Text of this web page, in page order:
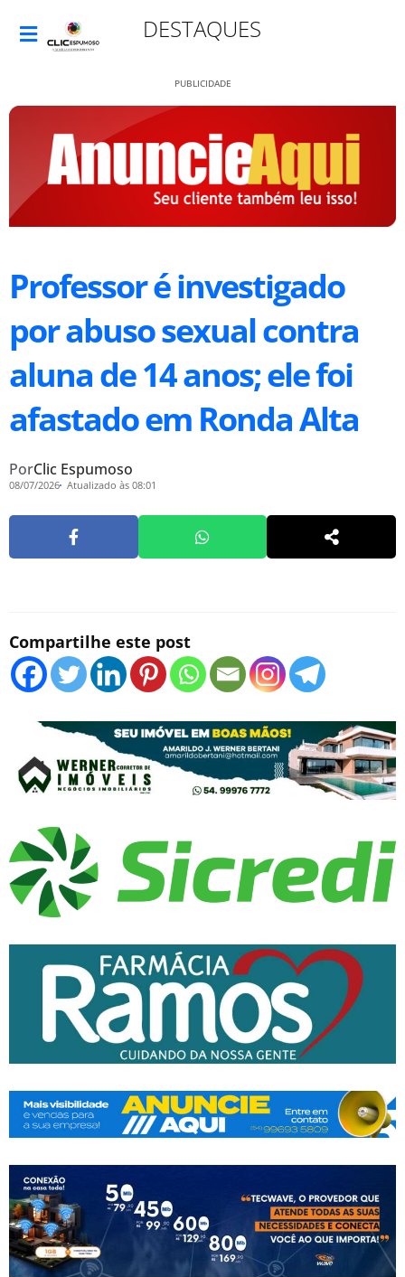
DESTAQUES
PUBLICIDADE
Professor é investigado
por abuso sexual contra
aluna de 14 anos; ele foi
afastado em Ronda Alta
PorClic Espumoso
08/07/2026 Atualizado às 08:01
Compartilhe este post